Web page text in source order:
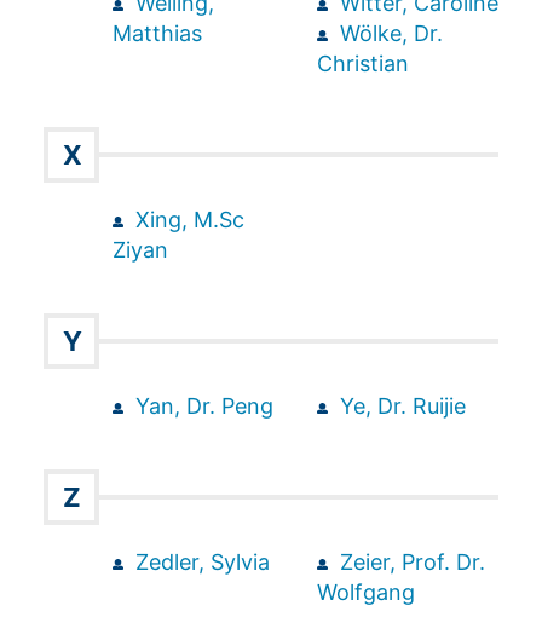
Matthias
Wölke, Dr.
Christian
X
Xing, M.Sc
Ziyan
Y
Yan, Dr. Peng Ye, Dr. Ruijie
Z
Zedler, Sylvia
Zeier, Prof. Dr.
Wolfgang